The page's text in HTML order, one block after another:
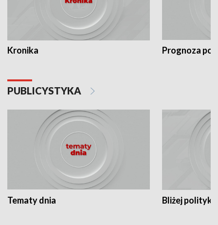
Kronika Prognoza
PUBLICYSTYKA
Tematy dnia Bliżej polityki